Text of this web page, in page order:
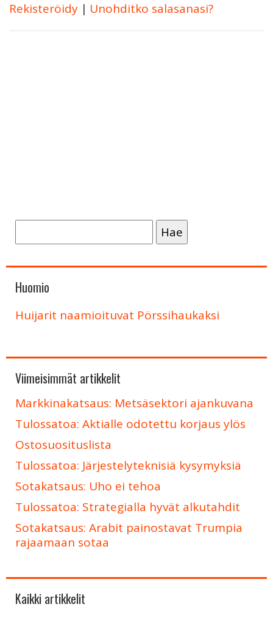
Rekisteröidy | Unohditko salasanasi?
Huomio
Huijarit naamioituvat Pörssihaukaksi
Viimeisimmät artikkelit
Markkinakatsaus: Metsäsektori ajankuvana
Tulossatoa: Aktialle odotettu korjaus ylös
Ostosuosituslista
Tulossatoa: Järjestelyteknisiä kysymyksiä
Sotakatsaus: Uho ei tehoa
Tulossatoa: Strategialla hyvät alkutahdit
Sotakatsaus: Arabit painostavat Trumpia
rajaamaan sotaa
Kaikki artikkelit